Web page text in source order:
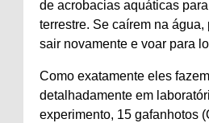
de acrobacias aquáticas para
terrestre. Se caírem na
sair novamente e voar para
Como exatamente eles
detalhadamente em
experimento, 15 gafanhotos